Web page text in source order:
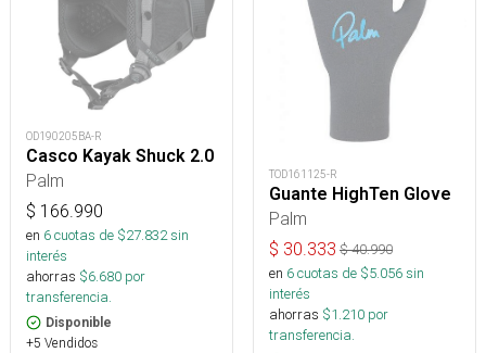
OD190205BA-R
Casco Kayak Shuck 2.0
Palm
$ 166.990
en 6cuotas de $27.832sin
interés
ahorras $6.680 por
transferencia.
Disponible
+5 Vendidos
TOD161125-R
Guante HighTen Glove
Palm
$ 30.333 $40.990
en 6cuotas de $5.056sin
interés
ahorras $1.210 por
transferencia.